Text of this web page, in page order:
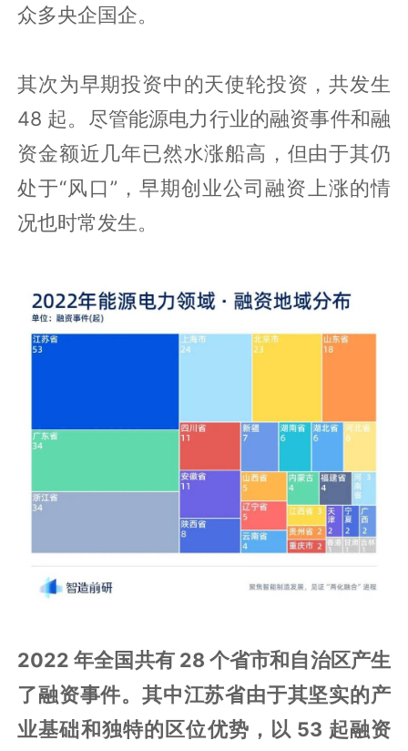
众多央企国企。
其次为早期投资中的天使轮投资，共发生
48 起。尽管能源电力行业的融资事件和融
资金额近几年已然水涨船高，但由于其仍
处于“风口”，早期创业公司融资上涨的情
况也时常发生。
2022 年全国共有 28 个省市和自治区产生
了融资事件。其中江苏省由于其坚实的产
业基础和独特的区位优势，以 53 起融资